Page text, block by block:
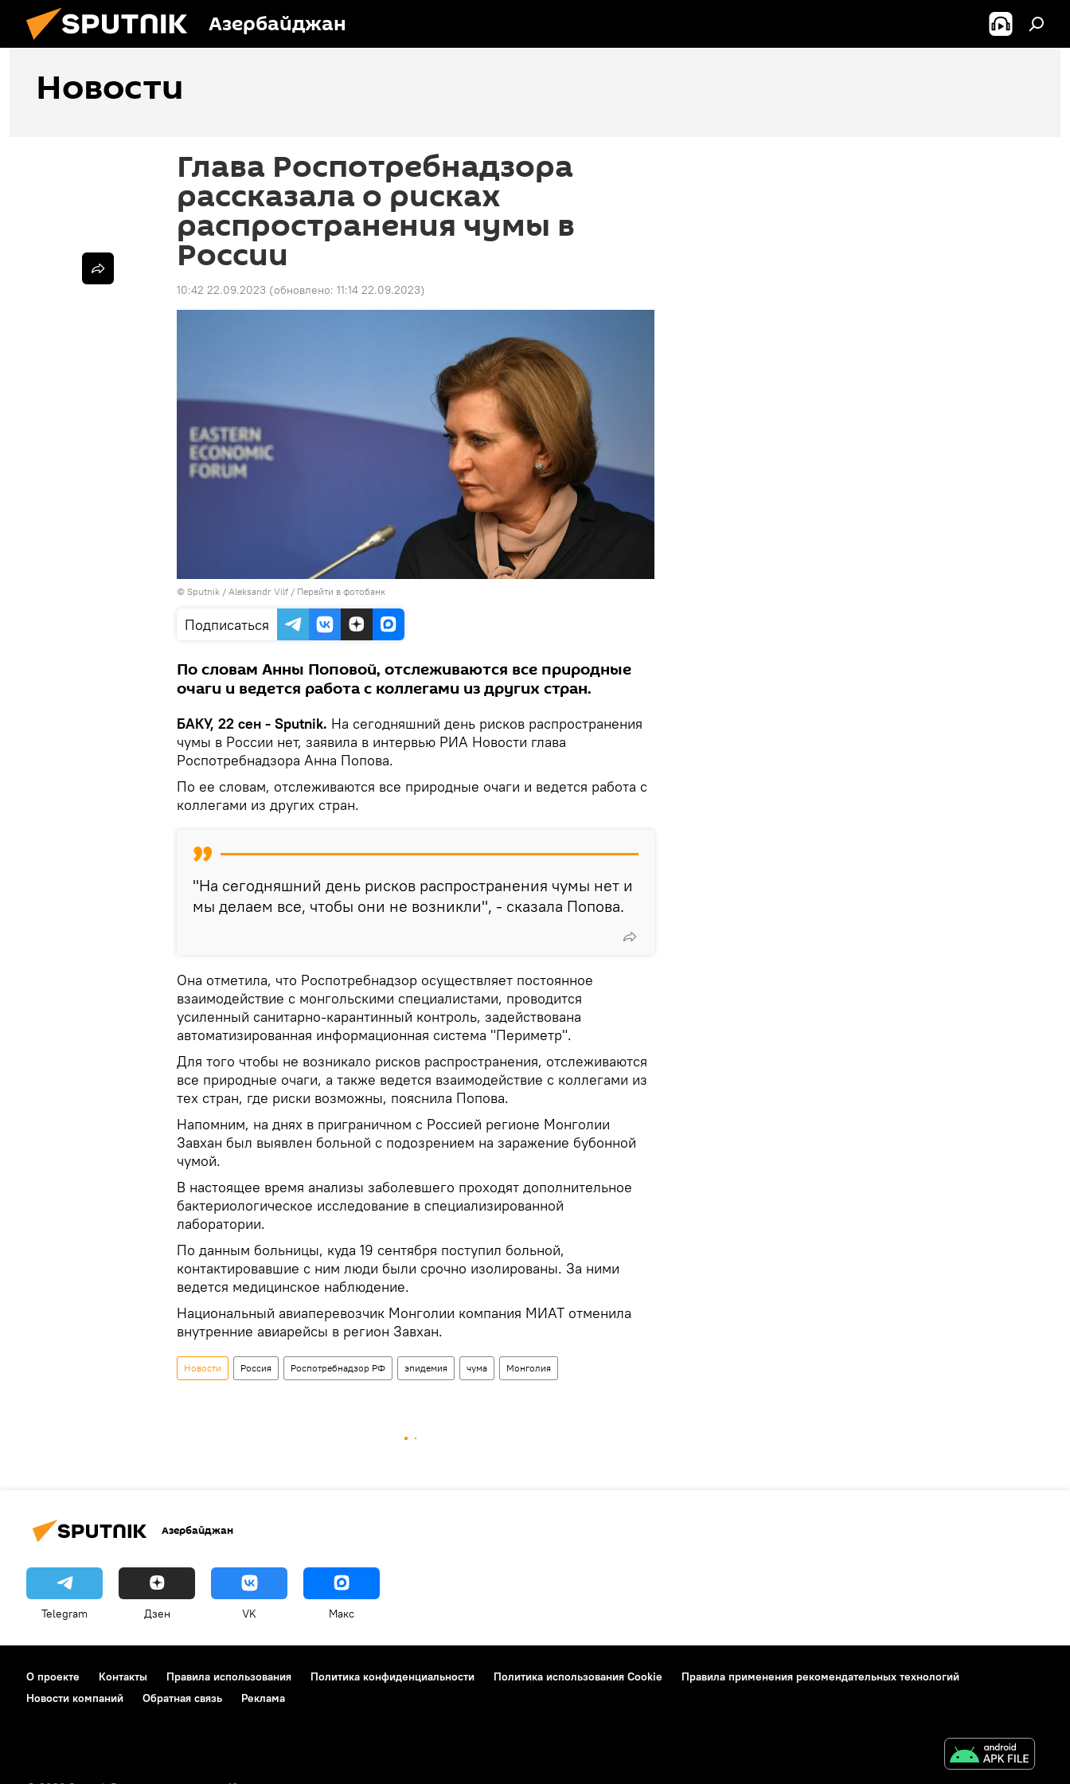
Азербайджан
Новости
Глава Роспотребнадзора
рассказала о рисках
распространения чумы в
России
10:42 22.09.2023 (обновлено: 11:14 22.09.2023)
© Sputnik / Aleksandr Vilf / Перейти в фотобанк
Подписаться
По словам Анны Поповой, отслеживаются все природные
очаги и ведется работа с коллегами из других стран.
БАКУ, 22 сен - Sputnik. На сегодняшний день рисков распространения
чумы в России нет, заявила в интервью РИА Новости глава
Роспотребнадзора Анна Попова.
По ее словам, отслеживаются все природные очаги и ведется работа с
коллегами из других стран.
"На сегодняшний день рисков распространения чумы нет и
мы делаем все, чтобы они не возникли", - сказала Попова.
Она отметила, что Роспотребнадзор осуществляет постоянное
взаимодействие с монгольскими специалистами, проводится
усиленный санитарно-карантинный контроль, задействована
автоматизированная информационная система "Периметр".
Для того чтобы не возникало рисков распространения, отслеживаются
все природные очаги, а также ведется взаимодействие с коллегами из
тех стран, где риски возможны, пояснила Попова.
Напомним, на днях в приграничном с Россией регионе Монголии
Завхан был выявлен больной с подозрением на заражение бубонной
чумой.
В настоящее время анализы заболевшего проходят дополнительное
бактериологическое исследование в специализированной
лаборатории.
По данным больницы, куда 19 сентября поступил больной,
контактировавшие с ним люди были срочно изолированы. За ними
ведется медицинское наблюдение.
Национальный авиаперевозчик Монголии компания МИАТ отменила
внутренние авиарейсы в регион Завхан.
Новости Россия Роспотребнадзор РФ эпидемия чума Монголия
Азербайджан
Telegram Дзен VK Макс
О проекте Контакты Правила использования Политика конфиденциальности Политика использования Cookie
Правила применения рекомендательных технологий
Новости компаний
Обратная связь Реклама